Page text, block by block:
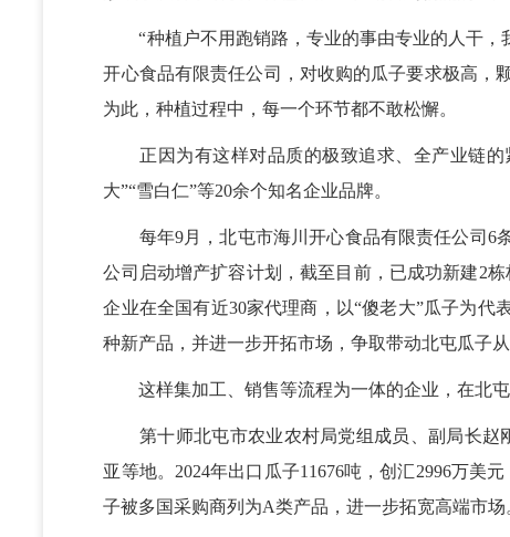
“种植户不用跑销路，专业的事由专业的人干，
开心食品有限责任公司，对收购的瓜子要求极高
为此，种植过程中，每一个环节都不敢松懈。
正因为有这样对品质的极致追求、全产业链的
大”“雪白仁”等20余个知名企业品牌。
每年9月，北屯市海川开心食品有限责任公司6
公司启动增产扩容计划，截至目前，已成功新建2
企业在全国有近30家代理商，以“傻老大”瓜子为
种新产品，并进一步开拓市场，争取带动北屯瓜子从
这样集加工、销售等流程为一体的企业，在北屯
第十师北屯市农业农村局党组成员、副局长赵
亚等地。2024年出口瓜子11676吨，创汇2996万美
子被多国采购商列为A类产品，进一步拓宽高端市场